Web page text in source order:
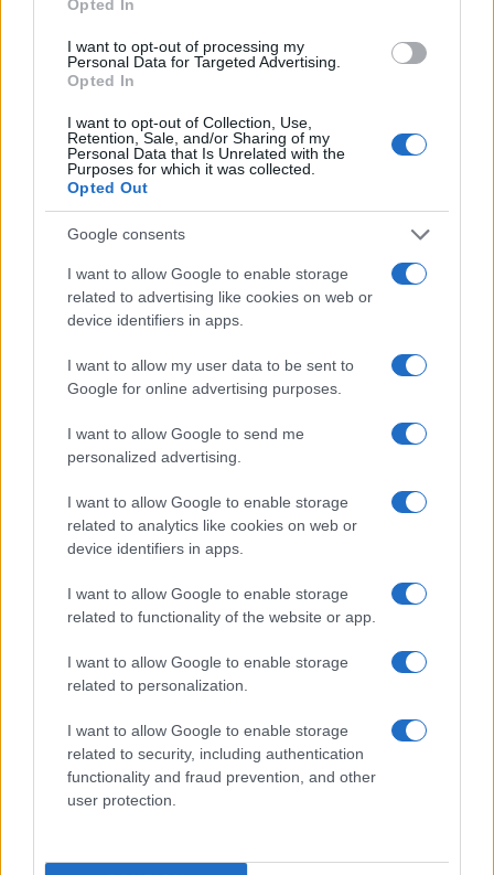
Opted In
I want to opt-out of processing my
Personal Data for Targeted Advertising.
Opted In
I want to opt-out of Collection, Use,
Retention, Sale, and/or Sharing of my
Personal Data that Is Unrelated with the
Purposes for which it was collected.
Opted Out
Google consents
I want to allow Google to enable storage
related to advertising like cookies on web or
device identifiers in apps.
I want to allow my user data to be sent to
Google for online advertising purposes.
I want to allow Google to send me
personalized advertising.
I want to allow Google to enable storage
related to analytics like cookies on web or
device identifiers in apps.
I want to allow Google to enable storage
related to functionality of the website or app.
I want to allow Google to enable storage
related to personalization.
I want to allow Google to enable storage
related to security, including authentication
functionality and fraud prevention, and other
user protection.
Gallura, finti clienti svuotano le suite: furto da
50mila nel resort
protagonisti
Test tunnel Olbia: rampe chiuse ancora fino a
Aggius conquista la classifica delle mete più
amate dell’estate 2026
NECROLOGIE
Mario Malu
Paolo Pinna